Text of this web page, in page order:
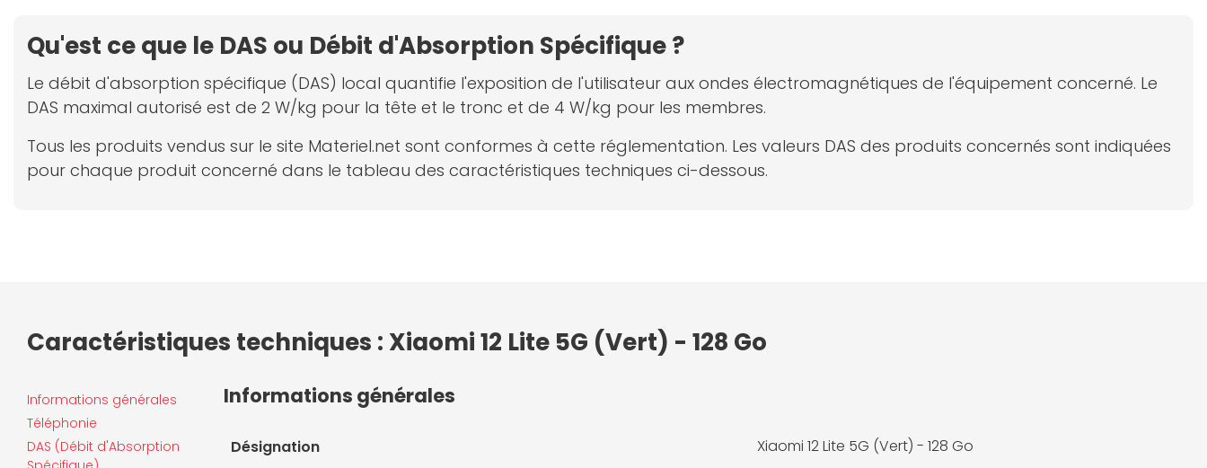
Qu'est ce que le DAS ou Débit d'Absorption Spécifique ?
Le débit d'absorption spécifique (DAS) local quantifie l'exposition de l'utilisateur aux ondes électromagnétiques de l'équipement concerné. Le
DAS maximal autorisé est de 2 W/kg pour la tête et le tronc et de 4 W/kg pour les membres.
Tous les produits vendus sur le site Materiel.net sont conformes à cette réglementation. Les valeurs DAS des produits concernés sont indiquées
pour chaque produit concerné dans le tableau des caractéristiques techniques ci-dessous.
Caractéristiques techniques : Xiaomi 12 Lite 5G (Vert) - 128 Go
Informations générales
Téléphonie
DAS (Débit d'Absorption
Informations générales
Désignation Xiaomi 12 Lite 5G (Vert) - 128 Go